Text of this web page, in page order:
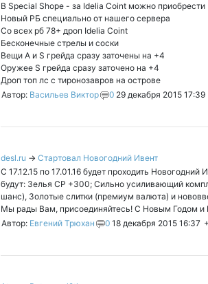
В Special Shope - за Idelia Coint можно приобрести
Новый РБ специально от нашего сервера
Со всех рб 78+ дроп Idelia Coint
Бесконечные стрелы и соски
Вещи А и S грейда сразу заточены на +4
Оружее S грейда сразу заточено на +4
Дроп топ лс с тиронозавров на острове
Автор: Васильев Виктор 0 29 декабря 2015 17:39
desl.ru → Стартовал Новогодний Ивент
С 17.12.15 по 17.01.16 будет проходить
будут: Зелья СР +300; Сильно усиливающий
шанс), Золотые слитки (премиум валюта) и
Мы рады Вам, присоединяйтесь! С Новым Годом и
Автор: Евгений Трюхан 0 18 декабря 2015 16:37